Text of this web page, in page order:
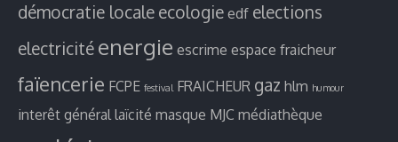
démocratie locale ecologie edf elections
electricité energie escrime espace fraicheur
faïencerie FCPE festival FRAICHEUR gaz hlm humour
interêt général laïcité masque MJC médiathèque